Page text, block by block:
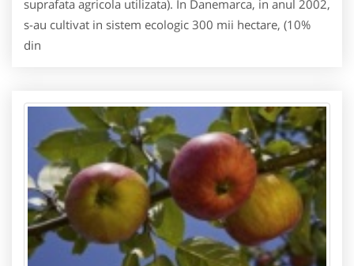
suprafata agricola utilizata). In Danemarca, in anul 2002,
s-au cultivat in sistem ecologic 300 mii hectare, (10%
din